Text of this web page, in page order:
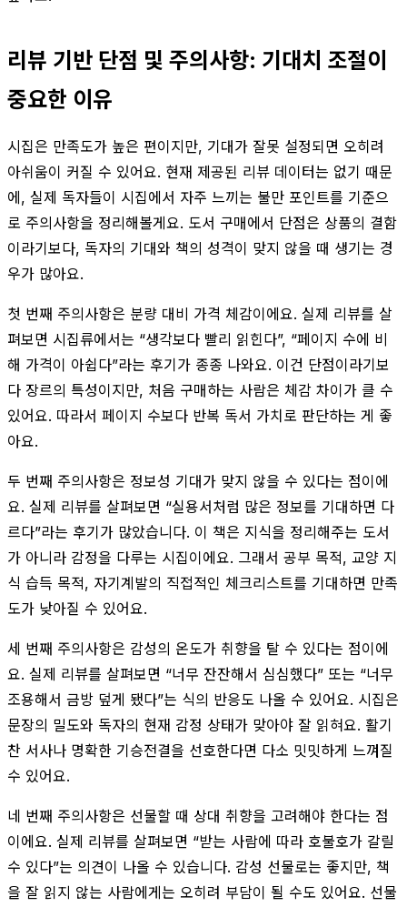
리뷰 기반 단점 및 주의사항: 기대치 조절이
중요한 이유
시집은 만족도가 높은 편이지만, 기대가 잘못 설정되면 오히려
아쉬움이 커질 수 있어요. 현재 제공된 리뷰 데이터는 없기 때문
에, 실제 독자들이 시집에서 자주 느끼는 불만 포인트를 기준으
로 주의사항을 정리해볼게요. 도서 구매에서 단점은 상품의 결함
이라기보다, 독자의 기대와 책의 성격이 맞지 않을 때 생기는 경
우가 많아요.
첫 번째 주의사항은 분량 대비 가격 체감이에요. 실제 리뷰를 살
펴보면 시집류에서는 “생각보다 빨리 읽힌다”, “페이지 수에 비
해 가격이 아쉽다”라는 후기가 종종 나와요. 이건 단점이라기보
다 장르의 특성이지만, 처음 구매하는 사람은 체감 차이가 클 수
있어요. 따라서 페이지 수보다 반복 독서 가치로 판단하는 게 좋
아요.
두 번째 주의사항은 정보성 기대가 맞지 않을 수 있다는 점이에
요. 실제 리뷰를 살펴보면 “실용서처럼 많은 정보를 기대하면 다
르다”라는 후기가 많았습니다. 이 책은 지식을 정리해주는 도서
가 아니라 감정을 다루는 시집이에요. 그래서 공부 목적, 교양 지
식 습득 목적, 자기계발의 직접적인 체크리스트를 기대하면 만족
도가 낮아질 수 있어요.
세 번째 주의사항은 감성의 온도가 취향을 탈 수 있다는 점이에
요. 실제 리뷰를 살펴보면 “너무 잔잔해서 심심했다” 또는 “너무
조용해서 금방 덮게 됐다”는 식의 반응도 나올 수 있어요. 시집은
문장의 밀도와 독자의 현재 감정 상태가 맞아야 잘 읽혀요. 활기
찬 서사나 명확한 기승전결을 선호한다면 다소 밋밋하게 느껴질
수 있어요.
네 번째 주의사항은 선물할 때 상대 취향을 고려해야 한다는 점
이에요. 실제 리뷰를 살펴보면 “받는 사람에 따라 호불호가 갈릴
수 있다”는 의견이 나올 수 있습니다. 감성 선물로는 좋지만, 책
을 잘 읽지 않는 사람에게는 오히려 부담이 될 수도 있어요. 선물